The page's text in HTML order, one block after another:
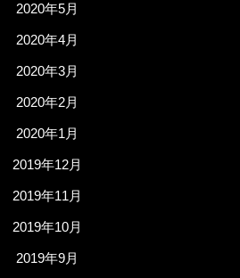
2020年5月
2020年4月
2020年3月
2020年2月
2020年1月
2019年12月
2019年11月
2019年10月
2019年9月